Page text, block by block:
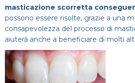
masticazione scorretta
possono essere risolte, grazie a una
consapevolezza del processo di
aiuterà anche a beneficiare di molti